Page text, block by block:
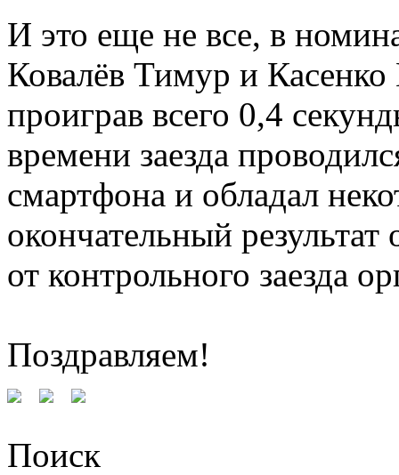
И это еще не все, в
Ковалёв Тимур и Касенко
проиграв всего 0,4
времени заезда
смартфона и обладал
окончательный
от контрольного заезда
Поздравляем!
Поиск